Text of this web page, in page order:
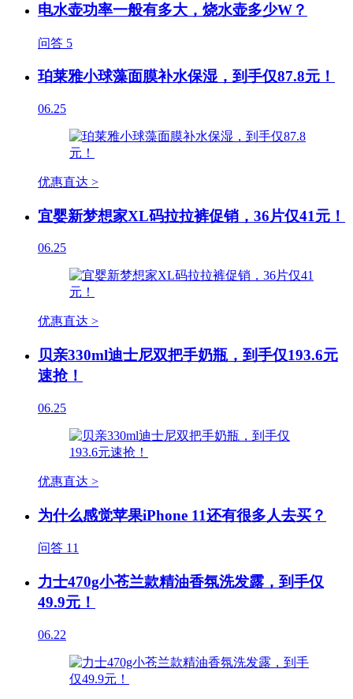
电水壶功率一般有多大，烧水壶多少W？
问答 5
珀莱雅小球藻面膜补水保湿，到手仅87.8元！
06.25
优惠直达 >
宜婴新梦想家XL码拉拉裤促销，36片仅41元！
06.25
优惠直达 >
贝亲330ml迪士尼双把手奶瓶，到手仅193.6元
速抢！
06.25
优惠直达 >
为什么感觉苹果iPhone 11还有很多人去买？
问答 11
力士470g小苍兰款精油香氛洗发露，到手仅
49.9元！
06.22